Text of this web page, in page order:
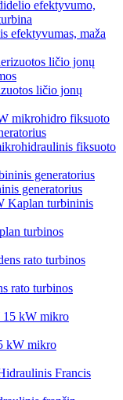
efektyvumas, maža
ličio jonų
fiksuoto
generatorius
turbinos
rato turbinos
kW mikro